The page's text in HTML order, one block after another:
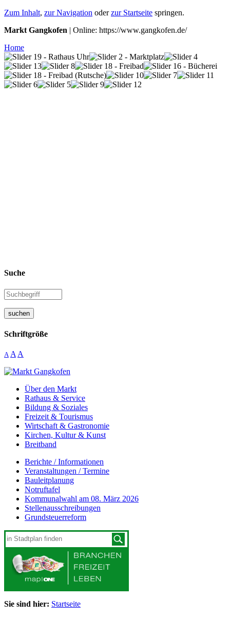
Zum Inhalt, zur Navigation oderzur Startseite springen.
Markt Gangkofen | Online: https://www.gangkofen.de/
Home
Suche
suchen
Schriftgröße
A A A
Über den Markt
Rathaus & Service
Bildung & Soziales
Freizeit & Tourismus
Wirtschaft & Gastronomie
Kirchen, Kultur & Kunst
Breitband
Berichte / Informationen
Veranstaltungen / Termine
Bauleitplanung
Notruftafel
Kommunalwahl am 08. März 2026
Stellenausschreibungen
Grundsteuerreform
Sie sind hier: Startseite